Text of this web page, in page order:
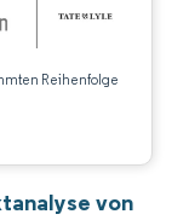
Reihenfolge
von